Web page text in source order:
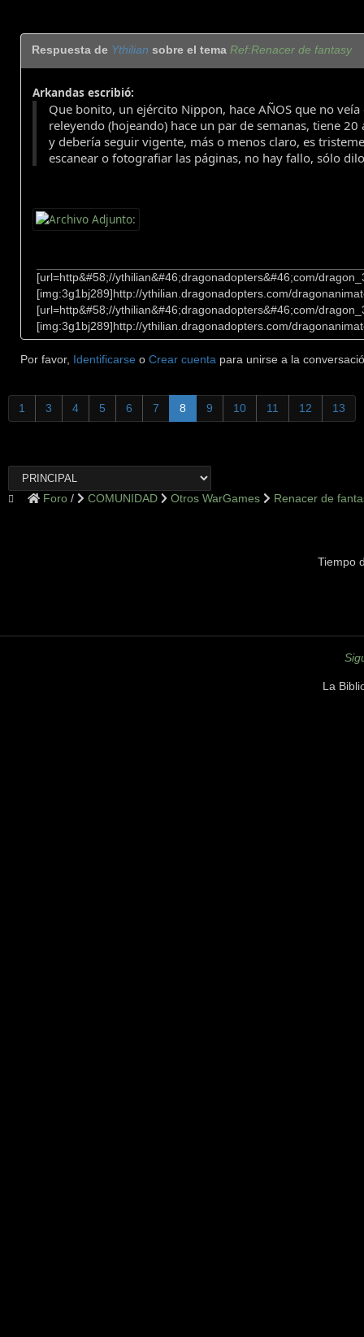
Respuesta de Ythilian sobre el tema Ref:Renacer de fantasy
Arkandas escribió:
Que bonito, un ejército Nippon, hace AÑOS que no
releyendo (hojeando) hace un par de semanas, tiene
y debería seguir vigente, más o menos claro, es
escanear o fotografiar las páginas, no hay fallo, sólo
[url=http&#58;//ythilian&#46;dragonadopters&#46;com/
[img:3g1bj289]http://ythilian.dragonadopters.com/
[url=http&#58;//ythilian&#46;dragonadopters&#46;com/
[img:3g1bj289]http://ythilian.dragonadopters.com/
Por favor, Identificarse o Crear cuenta para unirse a la
1 3 4 5 6 7 8 9 10 11 12 13
Foro COMUNIDAD Otros WarGames Renacer de
Tiempo
La